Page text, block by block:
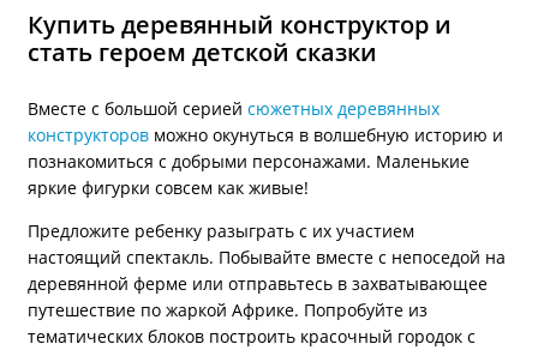
Купить деревянный конструктор и
стать героем детской сказки
Вместе с большой серией сюжетных деревянных
конструкторовможно окунуться в волшебную историю и
познакомиться с добрыми персонажами. Маленькие
яркие фигурки совсем как живые!
Предложите ребенку разыграть с их участием
настоящий спектакль. Побывайте вместе с непоседой на
деревянной ферме или отправьтесь в захватывающее
путешествие по жаркой Африке. Попробуйте из
тематических блоков построить красочный городок с